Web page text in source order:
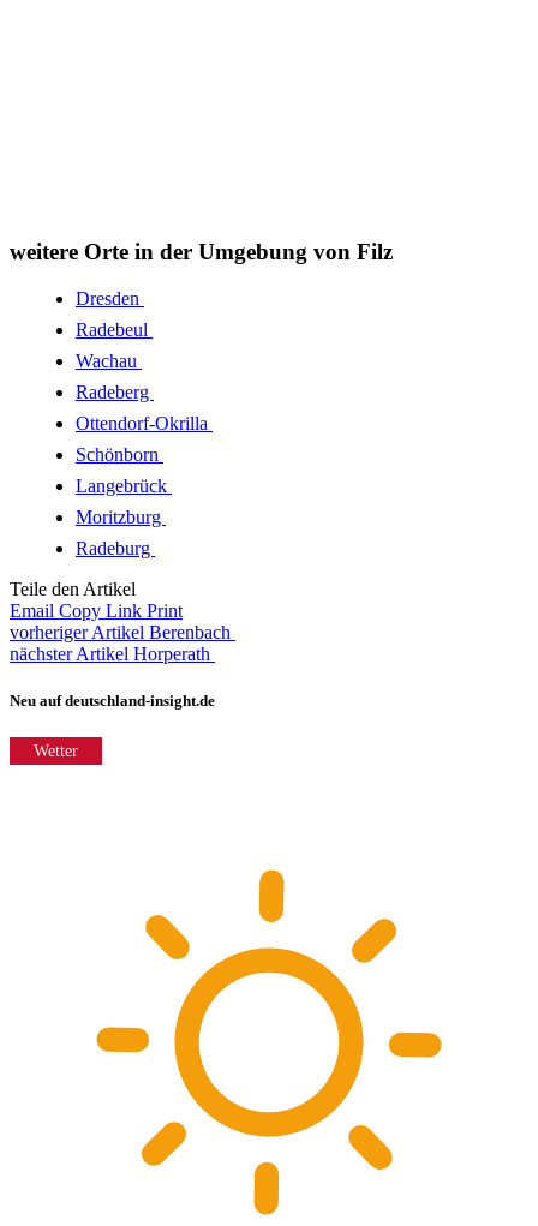
weitere Orte in der Umgebung von Filz
Dresden
Radebeul
Wachau
Radeberg
Ottendorf-Okrilla
Schönborn
Langebrück
Moritzburg
Radeburg
Teile den Artikel
Email Copy Link Print
vorheriger Artikel Berenbach
nächster Artikel Horperath
Neu auf deutschland-insight.de
Wetter